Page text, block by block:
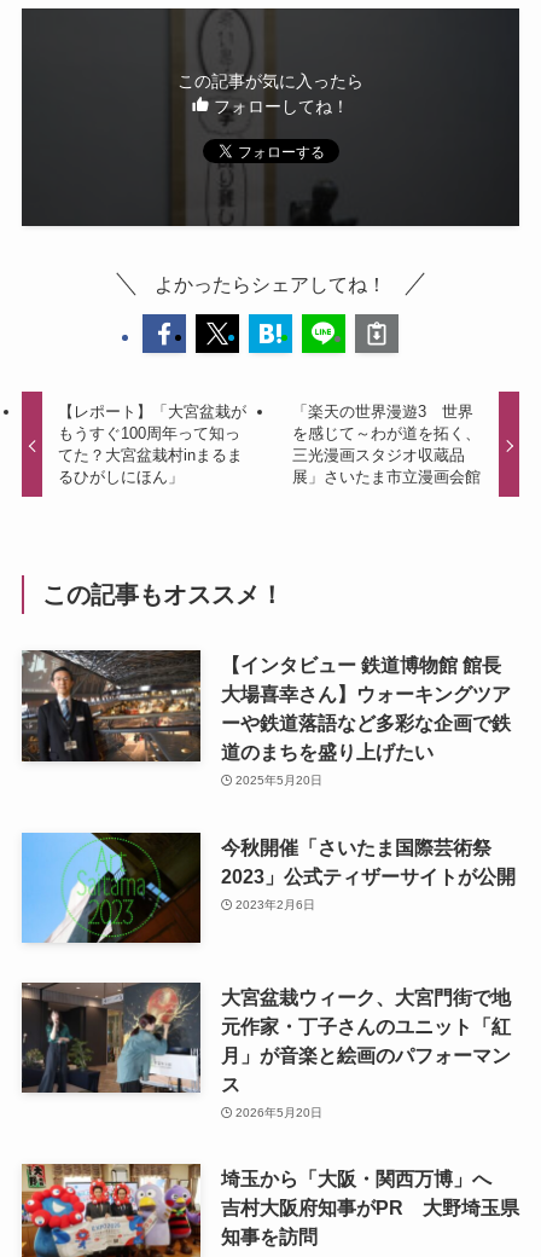
この記事が気に入ったら
フォローしてね！
よかったらシェアしてね！
【レポート】「大宮盆栽が
もうすぐ100周年って知っ
てた？大宮盆栽村inまるま
るひがしにほん」
「楽天の世界漫遊3 世界
を感じて～わが道を拓く、
三光漫画スタジオ収蔵品
展」さいたま市立漫画会館
この記事もオススメ！
【インタビュー 鉄道博物館 館長
大場喜幸さん】ウォーキングツア
ーや鉄道落語など多彩な企画で鉄
道のまちを盛り上げたい
2025年5月20日
今秋開催「さいたま国際芸術祭
2023」公式ティザーサイトが公開
2023年2月6日
大宮盆栽ウィーク、大宮門街で地
元作家・丁子さんのユニット「紅
月」が音楽と絵画のパフォーマン
ス
2026年5月20日
埼玉から「大阪・関西万博」へ
吉村大阪府知事がPR 大野埼玉県
知事を訪問